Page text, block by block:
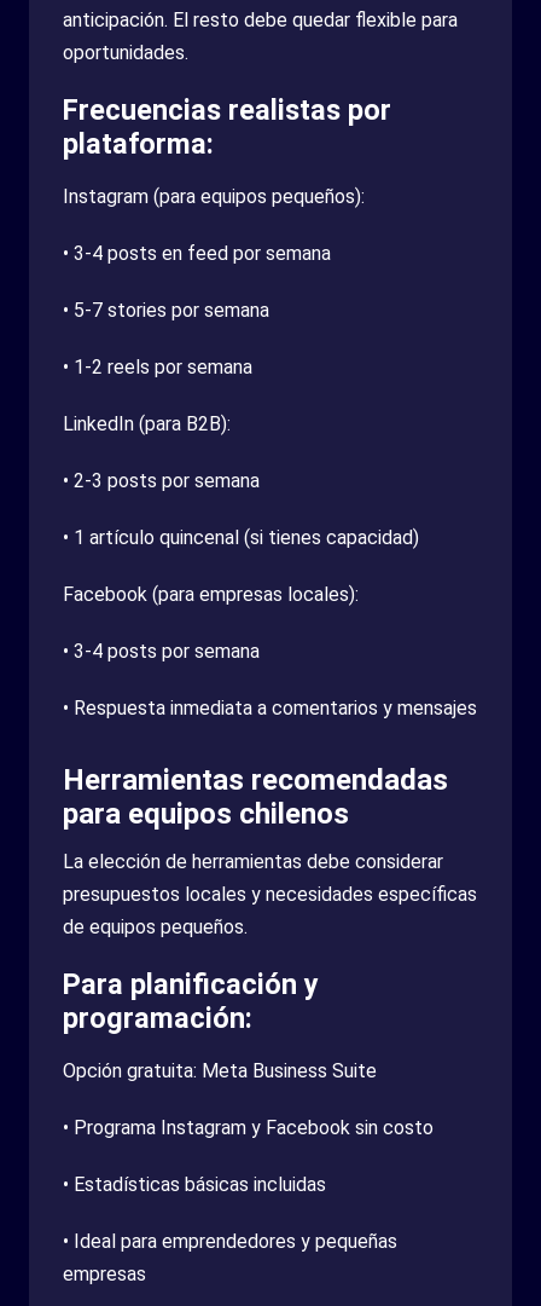
anticipación. El resto debe quedar flexible para
oportunidades.
Frecuencias realistas por
plataforma:
Instagram (para equipos pequeños):
• 3-4 posts en feed por semana
• 5-7 stories por semana
• 1-2 reels por semana
LinkedIn (para B2B):
• 2-3 posts por semana
• 1 artículo quincenal (si tienes capacidad)
Facebook (para empresas locales):
• 3-4 posts por semana
• Respuesta inmediata a comentarios y mensajes
Herramientas recomendadas
para equipos chilenos
La elección de herramientas debe considerar
presupuestos locales y necesidades específicas
de equipos pequeños.
Para planificación y
programación:
Opción gratuita: Meta Business Suite
• Programa Instagram y Facebook sin costo
• Estadísticas básicas incluidas
• Ideal para emprendedores y pequeñas
empresas